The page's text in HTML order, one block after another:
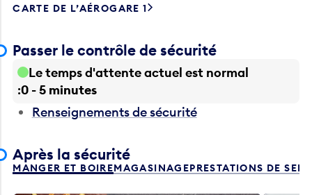
CARTE DE L’AÉROGARE 1
Passer le contrôle de sécurité
Le temps d'attente actuel est normal
0 - 5 minutes
Renseignements de sécurité
Après la sécurité
MANGER ET BOIREMAGASINAGEPRESTATIONS DE